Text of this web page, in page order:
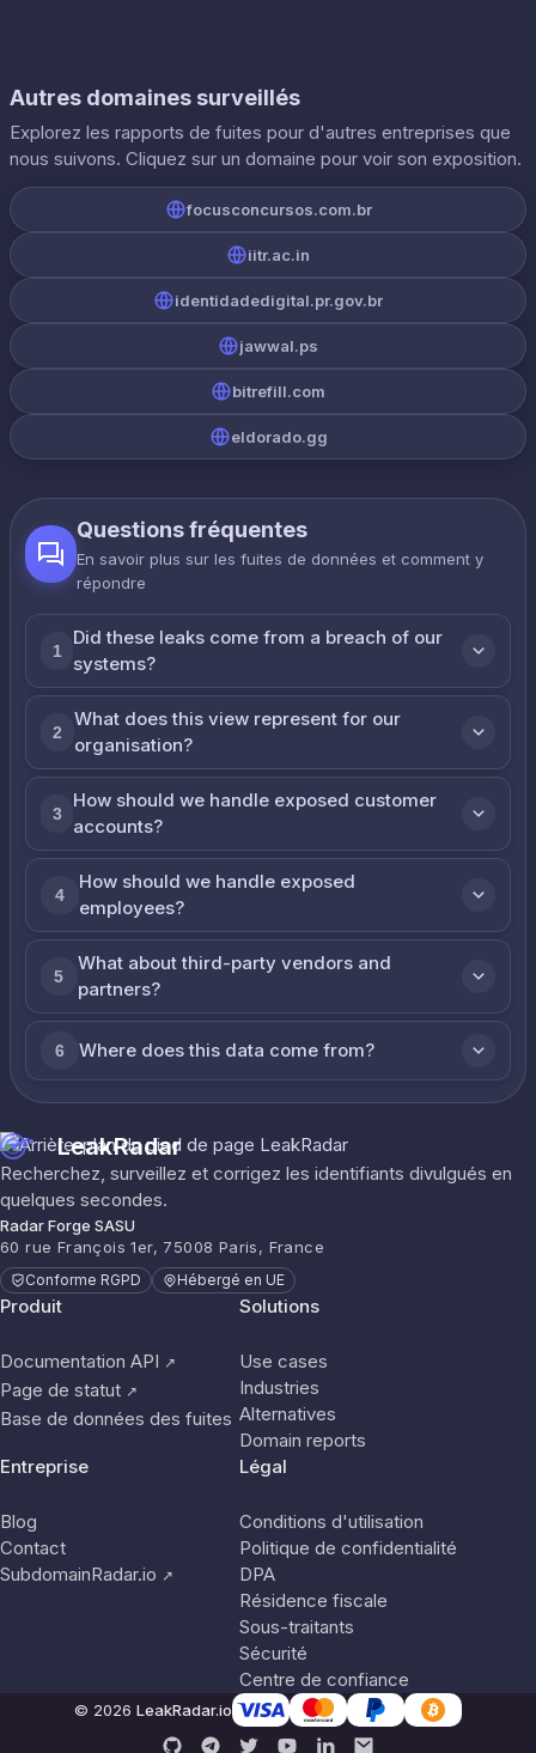
Autres domaines surveillés
Explorez les rapports de fuites pour d'autres entreprises que
nous suivons. Cliquez sur un domaine pour voir son exposition.
focusconcursos.com.br
iitr.ac.in
identidadedigital.pr.gov.br
jawwal.ps
bitrefill.com
eldorado.gg
Questions fréquentes
En savoir plus sur les fuites de données et comment y
répondre
1
Did these leaks come from a breach of our
systems?
2
What does this view represent for our
organisation?
3
How should we handle exposed customer
accounts?
4
How should we handle exposed
employees?
5
What about third-party vendors and
partners?
6 Where does this data come from?
LeakRadar
Recherchez, surveillez et corrigez les identifiants divulgués en
quelques secondes.
Radar Forge SASU
60 rue François 1er, 75008 Paris, France
Conforme RGPD Hébergé en UE
Produit
Documentation API ↗
Page de statut ↗
Base de données des fuites
Solutions
Use cases
Industries
Alternatives
Domain reports
Entreprise
Blog
Contact
SubdomainRadar.io ↗
Légal
Conditions d'utilisation
Politique de confidentialité
DPA
Résidence fiscale
Sous-traitants
Sécurité
Centre de confiance
© 2026 LeakRadar.io